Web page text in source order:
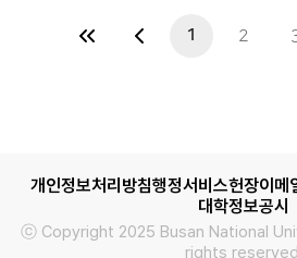
1 2
개인정보처리방침행정서비스헌장이메
대학정보공시
ⓒ Copyright 2025 Busan National
rights